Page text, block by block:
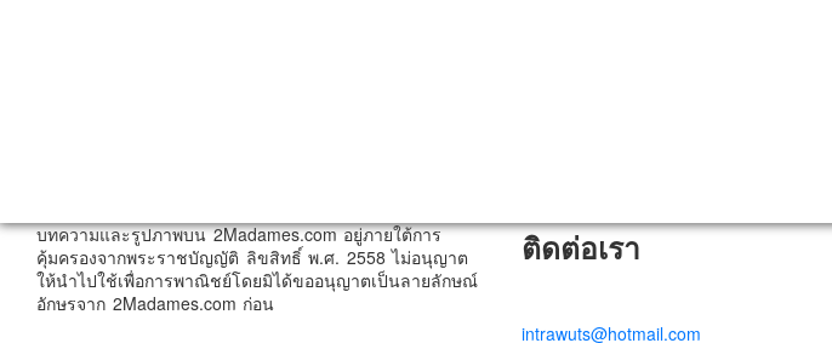
บทความและรูปภาพบน 2Madames.com อยู่ภายใต้การ
คุ้มครองจากพระราชบัญญัติ ลิขสิทธิ์ พ.ศ. 2558 ไม่อนุญาต
ให้นำไปใช้เพื่อการพาณิชย์โดยมิได้ขออนุญาตเป็นลายลักษณ์
อักษรจาก 2Madames.com ก่อน
ติดต่อเรา
intrawuts@hotmail.com